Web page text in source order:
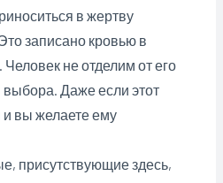
в жертву
записано кровью в
не отделим от его
Даже если этот
вы желаете ему
присутствующие здесь,